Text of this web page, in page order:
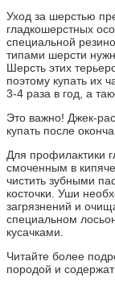
Уход за шерстью
гладкошерстных
специальной
типами шерсти
Шерсть этих
поэтому купать их
3-4 раза в год, а
Это важно! Джек-
купать после
Для профилактики
смоченным в
чистить зубными
косточки. Уши
загрязнений и
специальном
кусачками.
Читайте более
породой и